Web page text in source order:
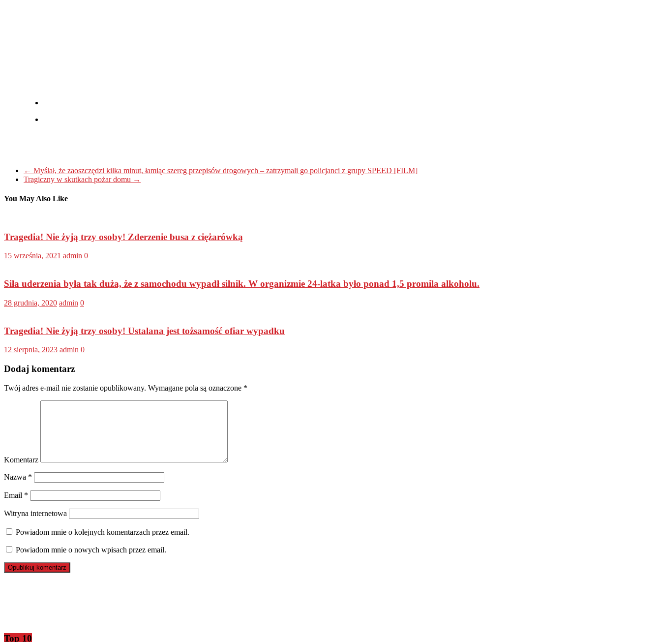
← Myślał, że zaoszczędzi kilka minut, łamiąc szereg przepisów drogowych – zatrzymali go policjanci z grupy SPEED [FILM]
Tragiczny w skutkach pożar domu →
You May Also Like
Tragedia! Nie żyją trzy osoby! Zderzenie busa z ciężarówką
15 września, 2021 admin 0
Siła uderzenia była tak duża, że z samochodu wypadł silnik. W organizmie 24-latka było ponad 1,5 promila alkoholu.
28 grudnia, 2020 admin 0
Tragedia! Nie żyją trzy osoby! Ustalana jest tożsamość ofiar wypadku
12 sierpnia, 2023 admin 0
Dodaj komentarz
Twój adres e-mail nie zostanie opublikowany. Wymagane pola są oznaczone *
Komentarz
Nazwa *
Email *
Witryna internetowa
Powiadom mnie o kolejnych komentarzach przez email.
Powiadom mnie o nowych wpisach przez email.
Top 10